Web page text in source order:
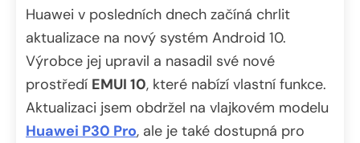
Huawei v posledních dnech začíná chrlit
aktualizace na nový systém Android 10.
Výrobce jej upravil a nasadil své nové
prostředí EMUI 10, které nabízí vlastní funkce.
Aktualizaci jsem obdržel na vlajkovém modelu
Huawei P30 Pro, ale je také dostupná pro